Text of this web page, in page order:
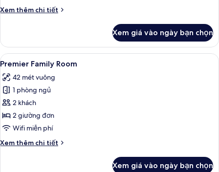
Xem thêm chi tiết
Chi
Phòng
Deluxe
(Single
Xem giá vào ngày bạn chọn
Xem
tất
cả
ảnh
Premier
Family
Room
Bộ đồ giường cao cấp, minibar, két
3
Premier Family Room
42 mét vuông
1 phòng ngủ
2 khách
2 giường đơn
Wifi miễn phí
Xem thêm chi tiết
Chi
Xem giá vào ngày bạn chọn